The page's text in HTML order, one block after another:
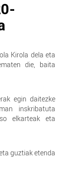
Kirola dela eta
die, baita
egin daitezke
inskribatuta
elkarteak eta
guztiak etenda